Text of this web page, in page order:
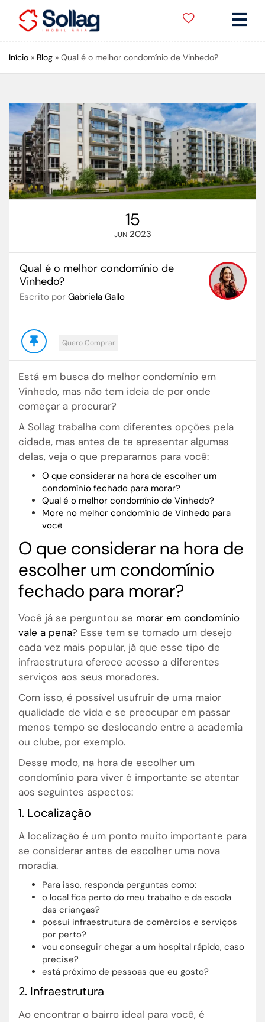
Início » Blog » Qual é o melhor condomínio de Vinhedo?
15
JUN 2023
Qual é o melhor condomínio de
Vinhedo?
Escrito por Gabriela Gallo
Quero Comprar
Está em busca do melhor condomínio em
Vinhedo, mas não tem ideia de por onde
começar a procurar?
A Sollag trabalha com diferentes opções pela
cidade, mas antes de te apresentar algumas
delas, veja o que preparamos para você:
O que considerar na hora de escolher um
condomínio fechado para morar?
Qual é o melhor condomínio de Vinhedo?
More no melhor condomínio de Vinhedo para
você
O que considerar na hora de
escolher um condomínio
fechado para morar?
Você já se perguntou se morar em condomínio
vale a pena? Esse tem se tornado um desejo
cada vez mais popular, já que esse tipo de
infraestrutura oferece acesso a diferentes
serviços aos seus moradores.
Com isso, é possível usufruir de uma maior
qualidade de vida e se preocupar em passar
menos tempo se deslocando entre a academia
ou clube, por exemplo.
Desse modo, na hora de escolher um
condomínio para viver é importante se atentar
aos seguintes aspectos:
1. Localização
A localização é um ponto muito importante para
se considerar antes de escolher uma nova
moradia.
Para isso, responda perguntas como:
o local fica perto do meu trabalho e da escola
das crianças?
possui infraestrutura de comércios e serviços
por perto?
vou conseguir chegar a um hospital rápido, caso
precise?
está próximo de pessoas que eu gosto?
2. Infraestrutura
Ao encontrar o bairro ideal para você, é